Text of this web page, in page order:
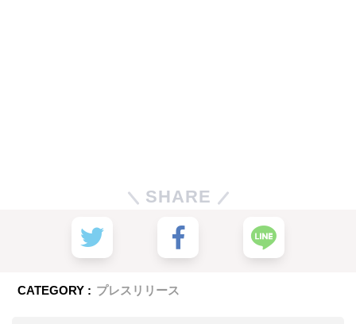
SHARE
CATEGORY : プレスリリース